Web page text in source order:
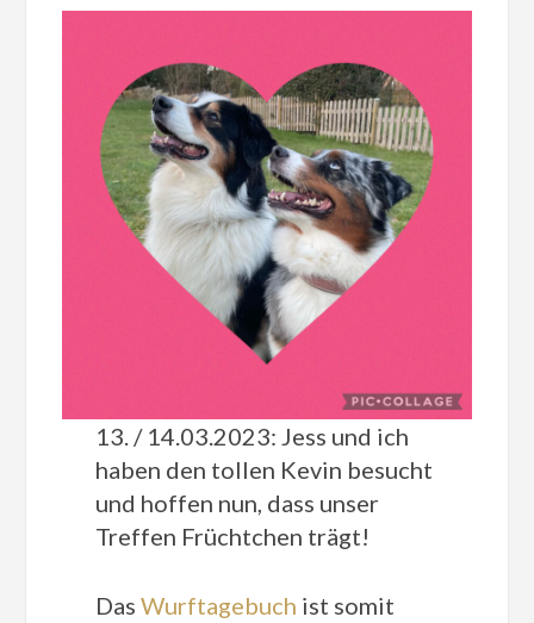
13. / 14.03.2023: Jess und ich
haben den tollen Kevin besucht
und hoffen nun, dass unser
Treffen Früchtchen trägt!
Das Wurftagebuch ist somit